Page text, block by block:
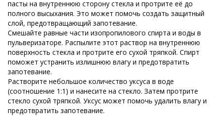
пасты на внутреннюю сторону стекла и протрите её до
полного высыхания. Это может помочь создать защитный
слой, предотвращающий запотевание.
Смешайте равные части изопропилового спирта и воды в
пульверизаторе. Распылите этот раствор на внутреннюю
поверхность стекла и протрите его сухой тряпкой. Спирт
поможет устранить излишнюю влагу и предотвратить
запотевание.
Растворите небольшое количество уксуса в воде
(соотношение 1:1) и нанесите на стекло. Затем протрите
стекло сухой тряпкой. Уксус может помочь удалить влагу и
предотвратить запотевание.